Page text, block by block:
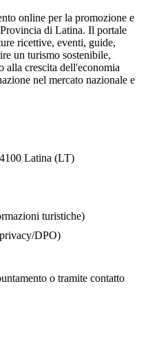
online per la promozione e
di Latina. Il portale
ricettive, eventi, guide,
un turismo sostenibile,
alla crescita dell'economia
nel mercato nazionale e
Latina (LT)
turistiche)
DPO)
o tramite contatto